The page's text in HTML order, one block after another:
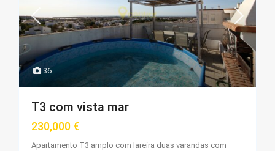
36
T3 com vista mar
230,000 €
Apartamento T3 amplo com lareira duas varandas com